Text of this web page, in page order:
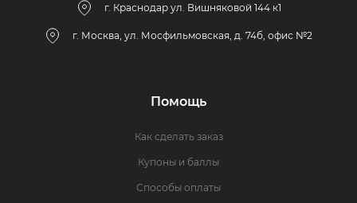
г. Краснодар ул. Вишняковой 144 к1
г. Москва, ул. Мосфильмовская, д. 74б, офис №2
Помощь
Как сделать заказ
Купоны и баллы
Способы оплаты